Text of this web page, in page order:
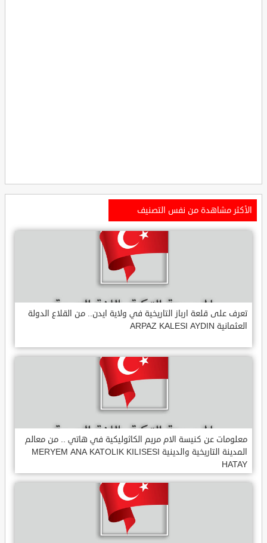
الأكثر مشاهدة من نفس التصنيف
تعرف على قلعة ارباز التاريخية في ولاية ايدن.. من القلاع الدولة
العثمانية ARPAZ KALESI AYDIN
معلومات عن كنيسة الام مريم الكاثوليكية في هاتي .. من معالم
المدينة التاريخية والدينية MERYEM ANA KATOLIK KILISESI
HATAY